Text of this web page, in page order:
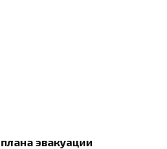
эвакуации